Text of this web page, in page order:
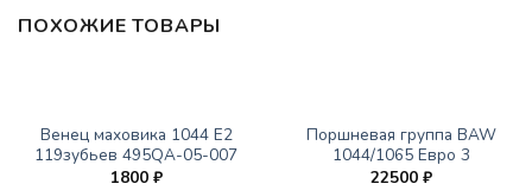
ПОХОЖИЕ ТОВАРЫ
Венец маховика 1044 Е2
119зубьев 495QA-05-007
1800 ₽
Поршневая группа BAW
1044/1065 Евро 3
22500 ₽